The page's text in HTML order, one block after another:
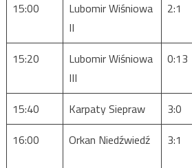
15:00
Lubomir Wiśniowa
II
2:1
15:20
Lubomir Wiśniowa
III
0:13
15:40
Karpaty Siepraw 3:0
16:00
Orkan Niedźwiedź 3:1